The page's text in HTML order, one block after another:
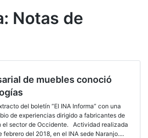
Notas de
de muebles conoció
del boletín “El INA Informa” con una
de experiencias dirigido a fabricantes de
el sector de Occidente. Actividad realizada
febrero del 2018, en el INA sede Naranjo....